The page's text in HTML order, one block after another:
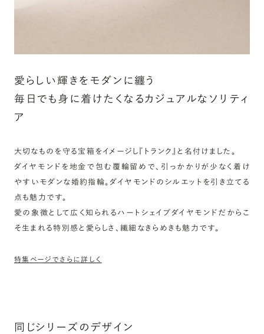
愛らしい輝きをモダンに纏う
毎日でも身に着けたくなるカジュアルなソリティ
ア
大切なものを守る宝箱をイメージし『トランク』と名付けました。
ダイヤモンドを地金で包む覆輪留めで、引っかかりが少なく着け
やすいモダンな婚約指輪。ダイヤモンドのシルエットを引き立てる
点も魅力です。
愛の象徴として広く知られるハートシェイプダイヤモンドだからこ
そ生まれる特別感と愛らしさ、繊細なきらめきも魅力です。
特集ページでさらに詳しく
同じシリーズのデザイン